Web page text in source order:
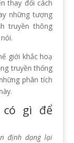
thay đổi cách
những tượng
truyền thông
giới khắc hoạ
truyền thống
phân tích
có gì để
định dạng lại